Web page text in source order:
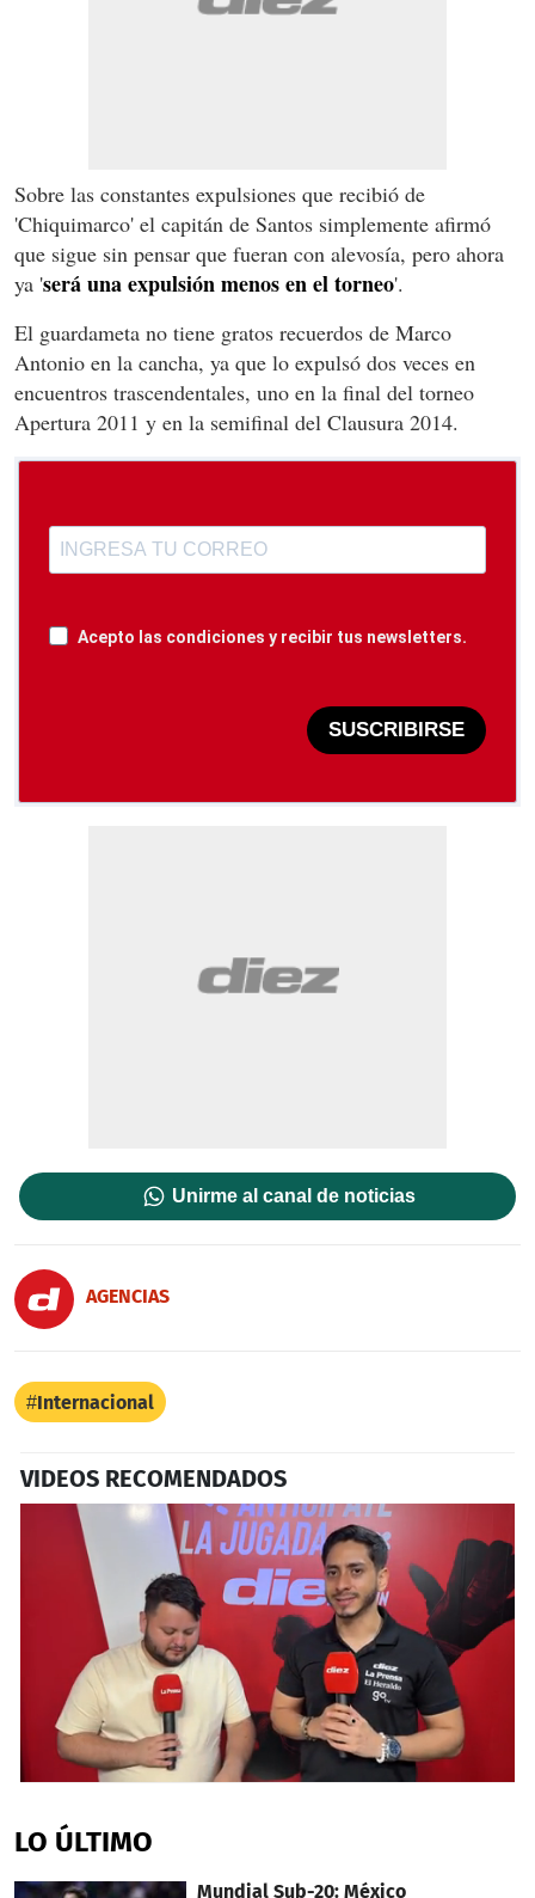
Sobre las constantes expulsiones que recibió de
'Chiquimarco' el capitán de Santos simplemente afirmó
que sigue sin pensar que fueran con alevosía, pero ahora
ya 'será una expulsión menos en el torneo'.
El guardameta no tiene gratos recuerdos de Marco
Antonio en la cancha, ya que lo expulsó dos veces en
encuentros trascendentales, uno en la final del torneo
Apertura 2011 y en la semifinal del Clausura 2014.
Acepto las condiciones y recibir tus newsletters.
SUSCRIBIRSE
Unirme al canal de noticias
AGENCIAS
Internacional
VIDEOS RECOMENDADOS
of
9
42
LO ÚLTIMO
Mundial Sub-20: México